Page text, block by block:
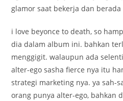
glamor saat bekerja dan
i love beyonce to death, so
dia dalam album ini. bahkan
menggigit. walaupun ada
alter-ego sasha fierce nya itu
strategi marketing nya. ya sah-
orang punya alter-ego, bahkan